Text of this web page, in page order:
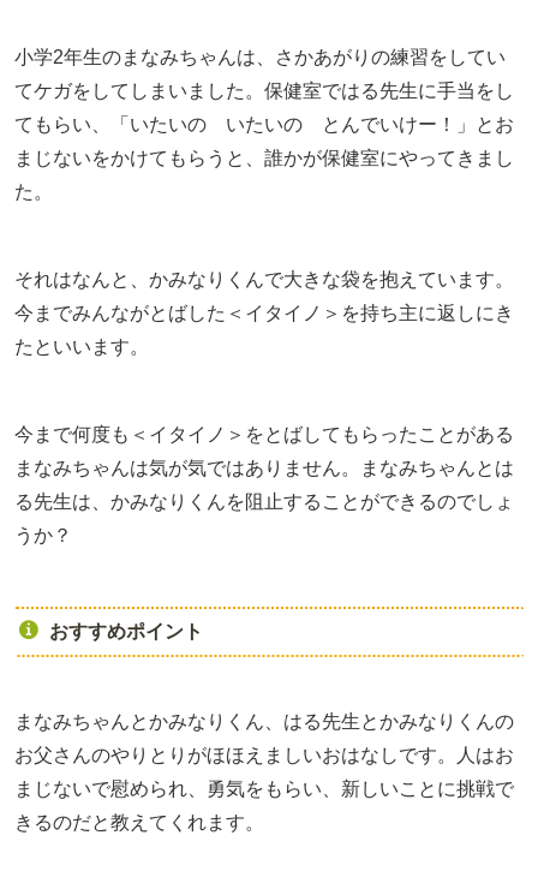
小学2年生のまなみちゃんは、さかあがりの練習をしてい
てケガをしてしまいました。保健室ではる先生に手当をし
てもらい、「いたいの いたいの とんでいけー！」とお
まじないをかけてもらうと、誰かが保健室にやってきまし
た。
それはなんと、かみなりくんで大きな袋を抱えています。
今までみんながとばした＜イタイノ＞を持ち主に返しにき
たといいます。
今まで何度も＜イタイノ＞をとばしてもらったことがある
まなみちゃんは気が気ではありません。まなみちゃんとは
る先生は、かみなりくんを阻止することができるのでしょ
うか？
おすすめポイント
まなみちゃんとかみなりくん、はる先生とかみなりくんの
お父さんのやりとりがほほえましいおはなしです。人はお
まじないで慰められ、勇気をもらい、新しいことに挑戦で
きるのだと教えてくれます。